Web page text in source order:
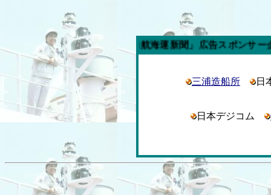
今週の「内航海運新聞」広告スポンサー企業
三浦造船所 日
日本デジコム